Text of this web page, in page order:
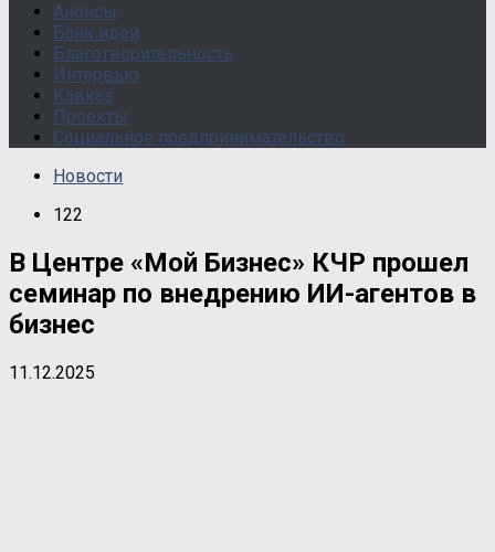
Анонсы
Банк идей
Благотворительность
Интервью
Кавказ
Проекты
Социальное предпринимательство
Новости
122
В Центре «Мой Бизнес» КЧР прошел
семинар по внедрению ИИ-агентов в
бизнес
11.12.2025